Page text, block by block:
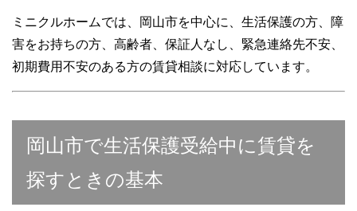
ミニクルホームでは、岡山市を中心に、生活保護の方、障
害をお持ちの方、高齢者、保証人なし、緊急連絡先不安、
初期費用不安のある方の賃貸相談に対応しています。
岡山市で生活保護受給中に賃貸を
探すときの基本